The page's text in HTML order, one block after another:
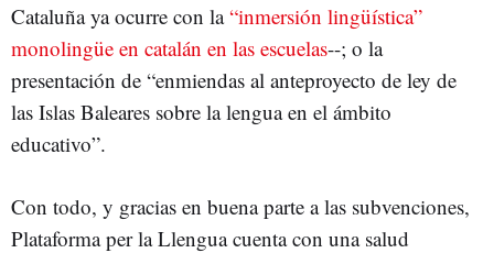
Cataluña ya ocurre con la“inmersión lingüística”
monolingüe en catalán en las escuelas--; o la
presentación de “enmiendas al anteproyecto de ley de
las Islas Baleares sobre la lengua en el ámbito
educativo”.
Con todo, y gracias en buena parte a las subvenciones,
Plataforma per la Llengua cuenta con una salud